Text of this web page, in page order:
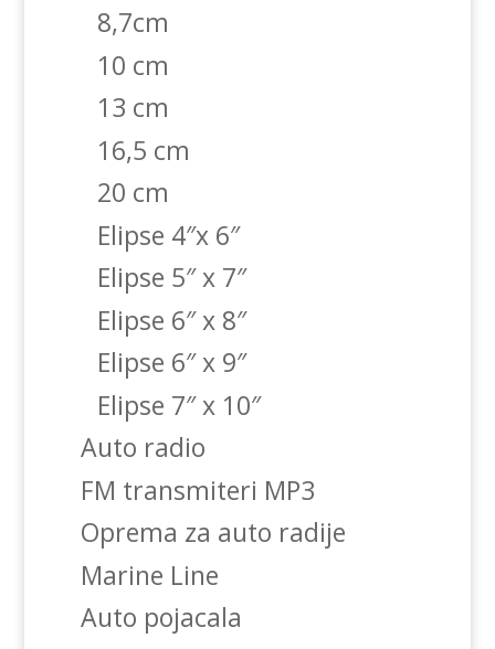
8,7cm
10 cm
13 cm
16,5 cm
20 cm
Elipse 4″x 6″
Elipse 5″ x 7″
Elipse 6″ x 8″
Elipse 6″ x 9″
Elipse 7″ x 10″
Auto radio
FM transmiteri MP3
Oprema za auto radije
Marine Line
Auto pojacala